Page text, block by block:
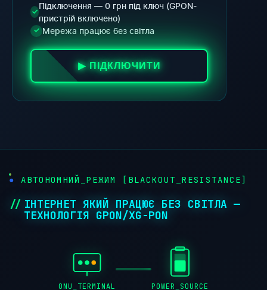
✓
Підключення — 0 грн під ключ (GPON-
пристрій включено)
✓ Мережа працює без світла
▶ ПІДКЛЮЧИТИ
АВТОНОМНИЙ_РЕЖИМ [BLACKOUT_RESISTANCE]
ІНТЕРНЕТ ЯКИЙ ПРАЦЮЄ БЕЗ СВІТЛА —
ТЕХНОЛОГІЯ GPON/XG-PON
ONU_TERMINAL POWER_SOURCE